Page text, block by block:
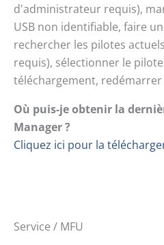
d'administrateur requis),
USB non identifiable, faire
rechercher les pilotes
requis), sélectionner le
téléchargement,
Où puis-je obtenir la
Manager ?
Cliquez ici pour la
Service / MFU